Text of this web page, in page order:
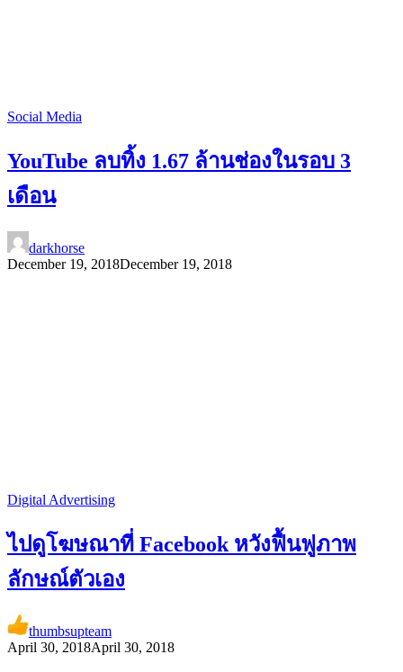
Social Media
YouTube ลบทิ้ง 1.67 ล้านช่องในรอบ 3
เดือน
darkhorse
December 19, 2018December 19, 2018
Digital Advertising
ไปดูโฆษณาที่ Facebook หวังฟื้นฟูภาพ
ลักษณ์ตัวเอง
thumbsupteam
April 30, 2018April 30, 2018